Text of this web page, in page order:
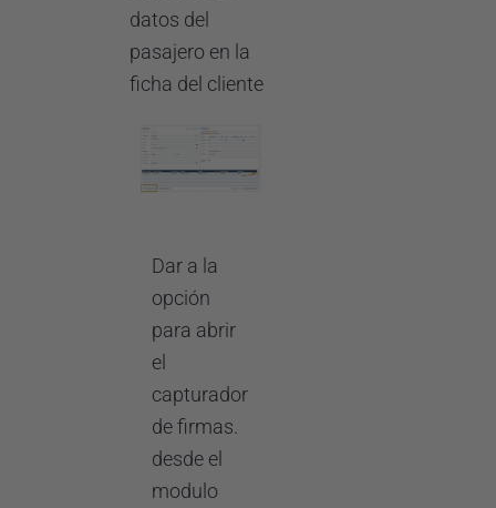
datos del
pasajero en la
ficha del cliente
Dar a la
opción
para abrir
el
capturador
de firmas.
desde el
modulo